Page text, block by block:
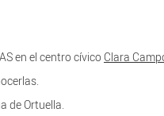
en el centro cívico Clara
de Ortuella.